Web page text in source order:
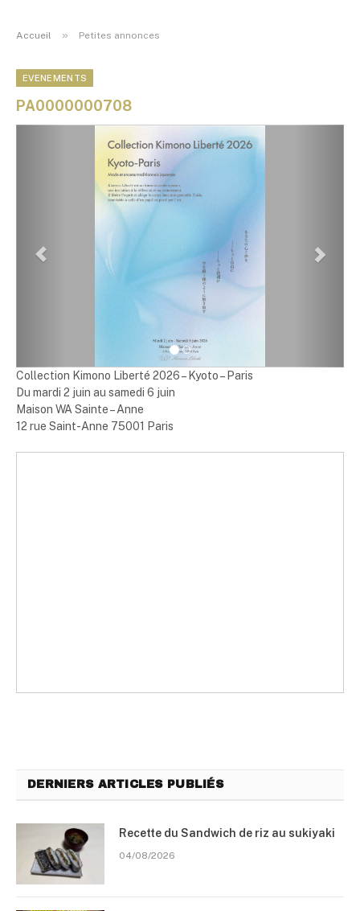
Accueil » Petites annonces
EVENEMENTS
PA0000000708
Collection Kimono Liberté 2026 – Kyoto – Paris
Du mardi 2 juin au samedi 6 juin
Maison WA Sainte – Anne
12 rue Saint-Anne 75001 Paris
DERNIERS ARTICLES PUBLIÉS
Recette du Sandwich de riz au sukiyaki
04/08/2026